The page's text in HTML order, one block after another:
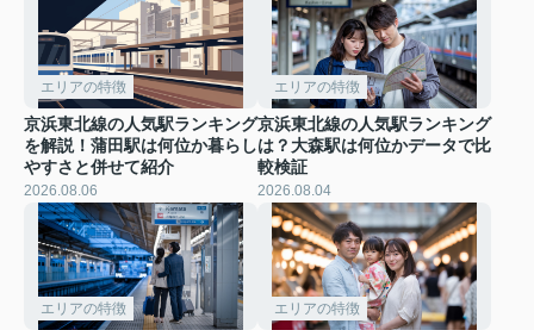
エリアの特徴
京浜東北線の人気駅ランキング
を解説！蒲田駅は何位か暮らし
やすさと併せて紹介
2026.08.06
エリアの特徴
京浜東北線の人気駅ランキング
は？大森駅は何位かデータで比
較検証
2026.08.04
エリアの特徴 エリアの特徴